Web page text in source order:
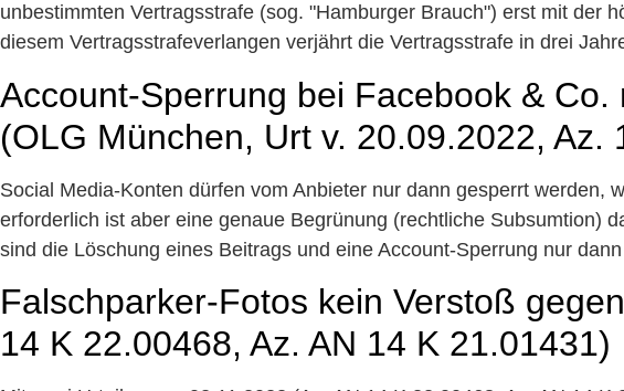
unbestimmten Vertragsstrafe (sog. "Hamburger Brauch") erst mit der
diesem Vertragsstrafeverlangen verjährt die Vertragsstrafe in drei
Account-Sperrung bei Facebook &
(OLG München, Urt v. 20.09.2022,
Social Media-Konten dürfen vom Anbieter nur dann gesperrt
erforderlich ist aber eine genaue Begrünung (rechtliche Subsumtion)
sind die Löschung eines Beitrags und eine Account-Sperrung nur
Falschparker-Fotos kein Verstoß
14 K 22.00468, Az. AN 14 K 21.01431)